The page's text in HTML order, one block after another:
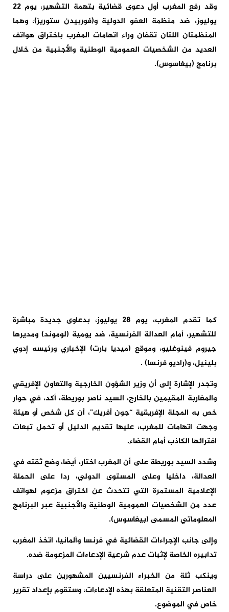
وقد رفع المغرب أول دعوى قضائية بتهمة التشهير، يوم 22
يوليوز، ضد منظمة العفو الدولية و(فوربيدن ستوريز)، وهما
المنظمتان اللتان تقفان وراء اتهامات المغرب باختراق هواتف
العديد من الشخصيات العمومية الوطنية والأجنبية من خلال
برنامج (بيغاسوس).
كما تقدم المغرب، يوم 28 يوليوز، بدعاوى جديدة مباشرة
للتشهير، أمام العدالة الفرنسية، ضد يومية (لوموند) ومديرها
جيروم فينوغليو، وموقع (ميديا بارت) الإخباري ورئيسه إدوي
بلينيل، و(راديو فرنسا) .
وتجدر الإشارة إلى أن وزير الشؤون الخارجية والتعاون الإفريقي
والمغاربة المقيمين بالخارج، السيد ناصر بوريطة، أكد، في حوار
خص به المجلة الإفريقية “جون أفريك”، أن كل شخص أو هيئة
وجهت اتهامات للمغرب، عليها تقديم الدليل أو تحمل تبعات
افترائها الكاذب أمام القضاء.
وشدد السيد بوريطة على أن المغرب اختار، أيضا، وضع ثقته في
العدالة، داخليا وعلى المستوى الدولي، ردا على الحملة
الإعلامية المستمرة التي تتحدث عن اختراق مزعوم لهواتف
عدد من الشخصيات العمومية الوطنية والأجنبية عبر البرنامج
المعلوماتي المسمى (بيغاسوس).
وإلى جانب الإجراءات القضائية في فرنسا وألمانيا، اتخذ المغرب
تدابيره الخاصة لإثبات عدم شرعية الإدعاءات المزعومة ضده.
وينكب ثلة من الخبراء الفرنسيين المشهورين على دراسة
العناصر التقنية المتعلقة بهذه الإدعاءات، وستقوم بإعداد تقرير
خاص في الموضوع.